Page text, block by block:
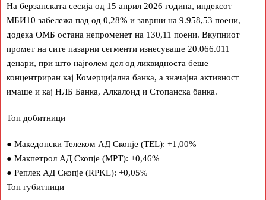
На берзанската сесија од 15 април 2026 година, индексот
МБИ10 забележа пад од 0,28% и заврши на 9.958,53 поени,
додека ОМБ остана непроменет на 130,11 поени. Вкупниот
промет на сите пазарни сегменти изнесуваше 20.066.011
денари, при што најголем дел од ликвидноста беше
концентриран кај Комерцијална банка, а значајна активност
имаше и кај НЛБ Банка, Алкалоид и Стопанска банка.
Топ добитници
● Македонски Телеком АД Скопје (TEL): +1,00%
● Макпетрол АД Скопје (MPT): +0,46%
● Реплек АД Скопје (RPKL): +0,05%
Топ губитници